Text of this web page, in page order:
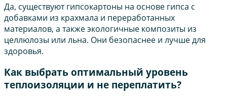
Да, существуют гипсокартоны на основе гипса с
добавками из крахмала и переработанных
материалов, а также экологичные композиты из
целлюлозы или льна. Они безопаснее и лучше для
здоровья.
Как выбрать оптимальный уровень
теплоизоляции и не переплатить?